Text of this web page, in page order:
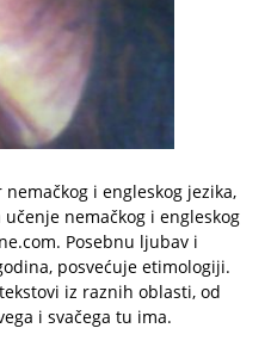
i engleskog jezika,
nemačkog i engleskog
Posebnu ljubav i
posvećuje etimologiji.
iz raznih oblasti, od
i svačega tu ima.